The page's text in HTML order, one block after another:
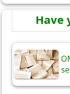
Have